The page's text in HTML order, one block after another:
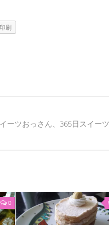
印刷
ーツおっさん、365日スイーツ
0